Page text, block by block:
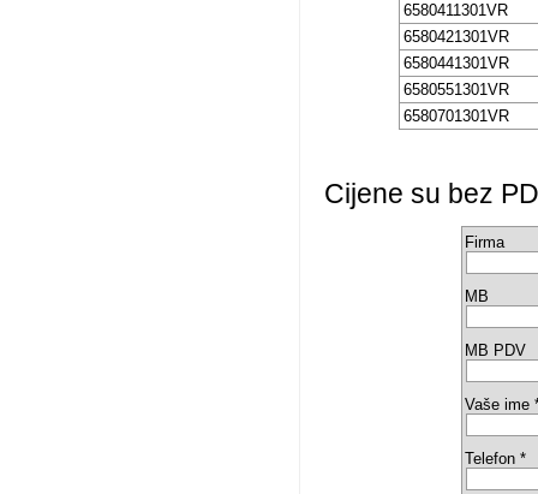
6580411301VR
6580421301VR
6580441301VR
6580551301VR
6580701301VR
Cijene su bez
Firma
MB
MB PDV
Vaše ime
Telefon *